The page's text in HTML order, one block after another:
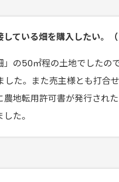
している畑を購入したい。
」の50㎡程の土地でしたの
した。また売主様とも打合
農地転用許可書が発行され
た。